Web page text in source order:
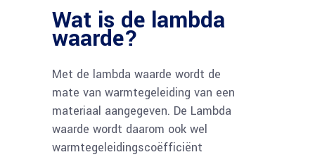
Wat is de lambda
waarde?
Met de lambda waarde wordt de
mate van warmtegeleiding van een
materiaal aangegeven. De Lambda
waarde wordt daarom ook wel
warmtegeleidingscoëfficiënt